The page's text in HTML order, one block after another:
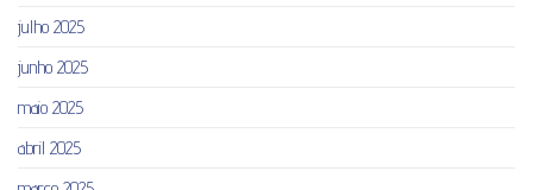
julho 2025
junho 2025
maio 2025
abril 2025